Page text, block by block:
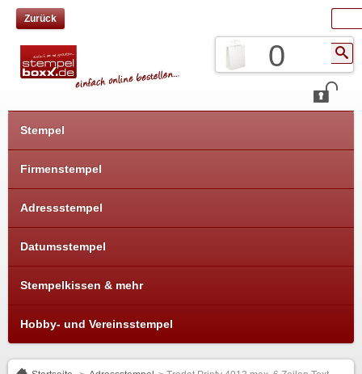
Zurück
0
Stempel
Firmenstempel
Adressstempel
Datumsstempel
Stempelkissen & mehr
Hobby- und Vereinsstempel